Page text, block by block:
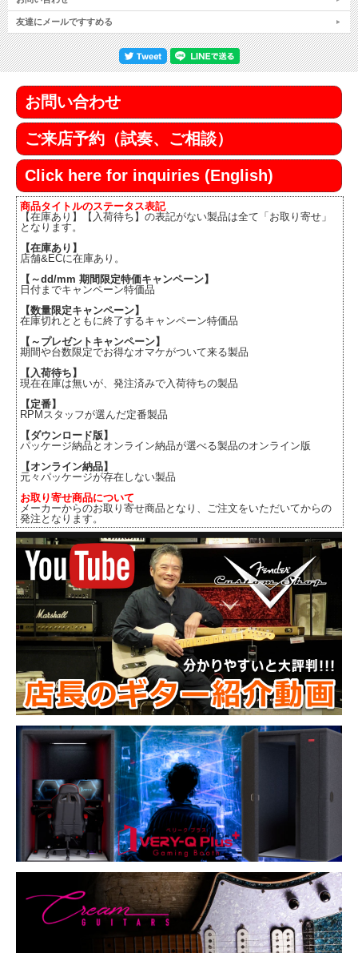
友達にメールですすめる
お問い合わせ
ご来店予約（試奏、ご相談）
Click here for inquiries (English)
商品タイトルのステータス表記
【在庫あり】【入荷待ち】の表記がない製品は全て「お取り寄せ」
となります。
【在庫あり】
店舗&ECに在庫あり。
【～dd/mm 期間限定特価キャンペーン】
日付までキャンペーン特価品
【数量限定キャンペーン】
在庫切れとともに終了するキャンペーン特価品
【～プレゼントキャンペーン】
期間や台数限定でお得なオマケがついて来る製品
【入荷待ち】
現在在庫は無いが、発注済みで入荷待ちの製品
【定番】
RPMスタッフが選んだ定番製品
【ダウンロード版】
パッケージ納品とオンライン納品が選べる製品のオンライン版
【オンライン納品】
元々パッケージが存在しない製品
お取り寄せ商品について
メーカーからのお取り寄せ商品となり、ご注文をいただいてからの
発注となります。